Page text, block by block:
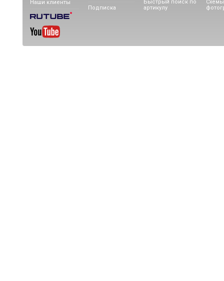
Наши клиенты
Подписка
Быстрый поиск по
артикулу